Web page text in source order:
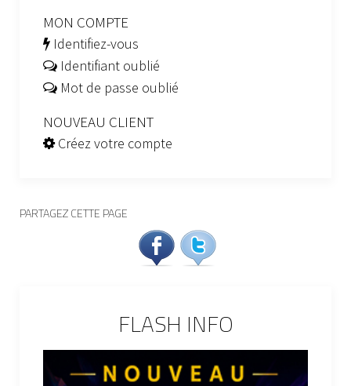
MON COMPTE
Identifiez-vous
Identifiant oublié
Mot de passe oublié
NOUVEAU CLIENT
Créez votre compte
PARTAGEZ CETTE PAGE
FLASH INFO